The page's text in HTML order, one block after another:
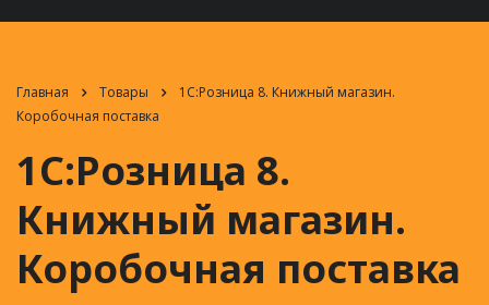
Главная Товары
1С:Розница 8. Книжный магазин.
Коробочная поставка
1С:Розница 8.
Книжный магазин.
Коробочная поставка